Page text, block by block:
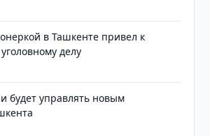
в Ташкенте привел к
делу
будет управлять новым